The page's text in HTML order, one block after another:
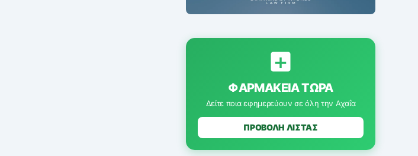
ΦΑΡΜΑΚΕΊΑ ΤΏΡΑ
Δείτε ποια εφημερεύουν σε όλη την Αχαΐα
ΠΡΟΒΟΛΗ ΛΙΣΤΑΣ